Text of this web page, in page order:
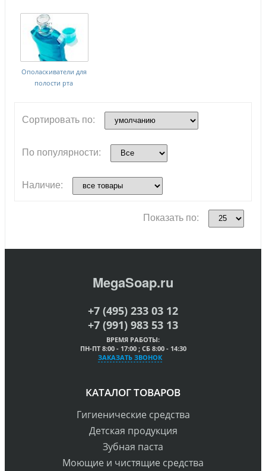
Ополаскиватели для
полости рта
Сортировать по:
По популярности:
Наличие:
Показать по:
MegaSoap.ru
+7 (495) 233 03 12
+7 (991) 983 53 13
ВРЕМЯ РАБОТЫ:
ПН-ПТ 8:00 - 17:00 ; СБ 8:00 - 14:30
ЗАКАЗАТЬ ЗВОНОК
КАТАЛОГ ТОВАРОВ
Гигиенические средства
Детская продукция
Зубная паста
Моющие и чистящие средства